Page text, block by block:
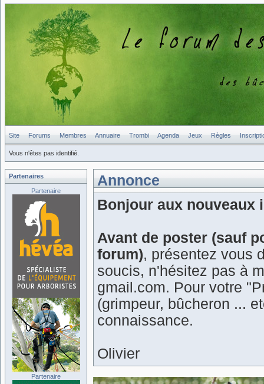
Site Forums Membres Annuaire Trombi Agenda Jeux Règles
Vous n'êtes pas identifié.
Annonce
Bonjour aux nouveaux
Avant de poster (sauf
forum), présentez vous
soucis, n'hésitez pas à
gmail.com. Pour votre
(grimpeur, bûcheron ...
connaissance.
Olivier
Partenaires
Partenaire
Partenaire